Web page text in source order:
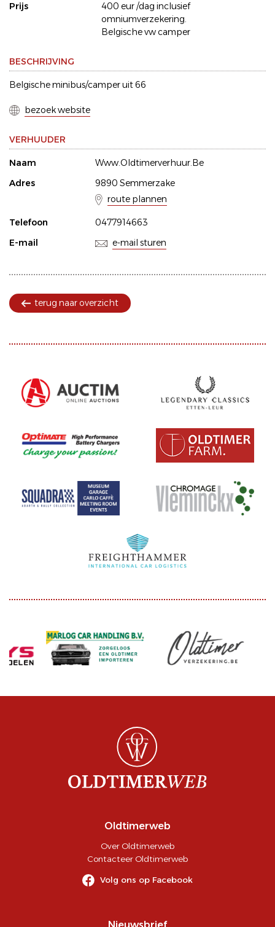
Prijs
400 eur /dag inclusief
omniumverzekering.
Belgische vw camper
BESCHRIJVING
Belgische minibus/camper uit 66
bezoek website
VERHUUDER
Naam
Www.Oldtimerverhuur.Be
Adres
9890 Semmerzake
route plannen
Telefoon
0477914663
E-mail
e-mail sturen
terug naar overzicht
Oldtimerweb
Over Oldtimerweb
Contacteer Oldtimerweb
Volg ons op Facebook